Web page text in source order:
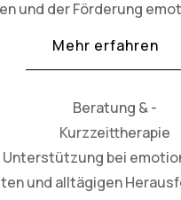
und der Förderung
Mehr erfahren
Beratung & -
Kurzzeittherapie
bei
und alltägigen